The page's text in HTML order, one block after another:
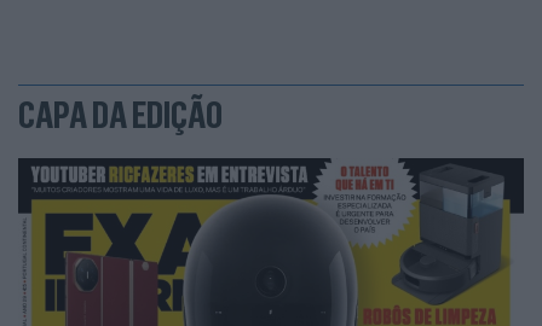
CAPA DA EDIÇÃO